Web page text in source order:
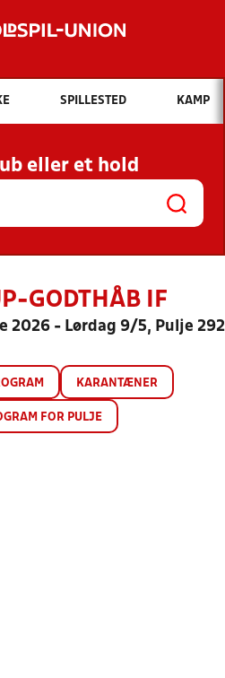
Hvad vil du søge efter?
INDHOLD OG NYHEDER
KLUBBER OG
HOLD
SPILLESTED KAMP
eller et hold
GODTHÅB IF
2026 - Lørdag 9/5, Pulje 292
KARANTÆNER
FOR PULJE